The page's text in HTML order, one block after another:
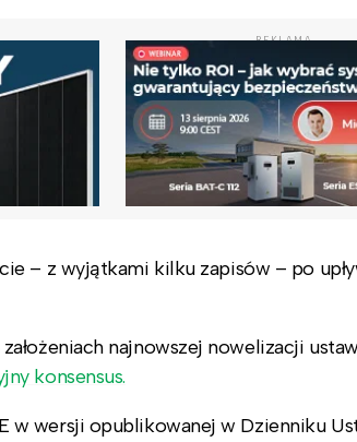
REKLAMA
– z wyjątkami kilku zapisów – po
najnowszej nowelizacji
konsensus.
w wersji opublikowanej w Dzienniku